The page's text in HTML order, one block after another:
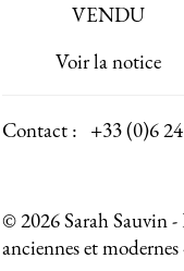
VENDU
Voir la notice
Contact : +33 (0)6
© 2026 Sarah Sauvin -
anciennes et modernes